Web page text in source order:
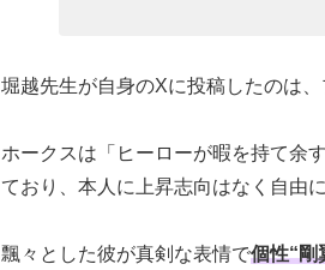
堀越先生が自身のXに投稿したのは
ホークスは「ヒーローが暇を持て余
ており、本人に上昇志向はなく自由
飄々とした彼が真剣な表情で個性“剛